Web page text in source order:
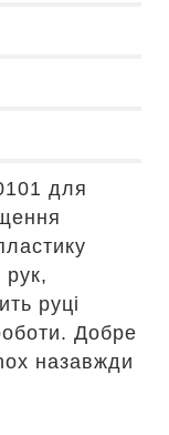
для
рук,
руці
Добре
назавжди